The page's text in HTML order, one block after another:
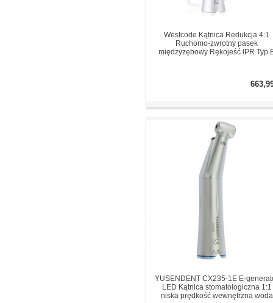
Westcode Kątnica Redukcja 4:1
Ruchomo-zwrotny pasek
międzyzębowy Rękojeść IPR Typ
YUSENDENT CX235-1E E-
LED Kątnica stomatologiczna 1:1
niska prędkość wewnętrzna woda